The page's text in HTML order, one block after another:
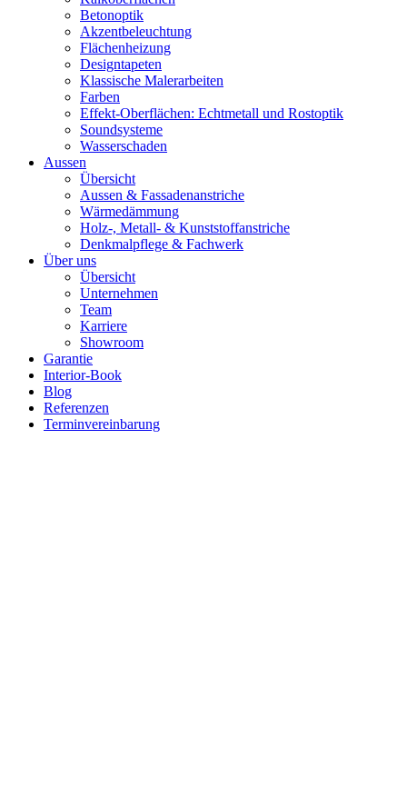
Betonoptik
Akzentbeleuchtung
Flächenheizung
Designtapeten
Klassische Malerarbeiten
Farben
Effekt-Oberflächen: Echtmetall und Rostoptik
Soundsysteme
Wasserschaden
Aussen
Übersicht
Aussen & Fassadenanstriche
Wärmedämmung
Holz-, Metall- & Kunststoffanstriche
Denkmalpflege & Fachwerk
Über uns
Übersicht
Unternehmen
Team
Karriere
Showroom
Garantie
Interior-Book
Blog
Referenzen
Terminvereinbarung